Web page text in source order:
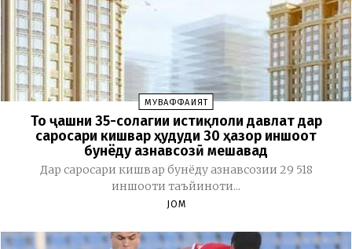
МУВАФФАҚИЯТ
То ҷашни 35-солагии истиқлоли давлат дар
саросари кишвар ҳудуди 30 ҳазор иншоот
бунёду азнавсозӣ мешавад
Дар саросари кишвар бунёду азнавсозии 29 518
иншооти таъйиноти...
JOM